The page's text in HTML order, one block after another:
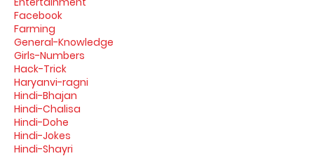
Facebook
Farming
General-Knowledge
Girls-Numbers
Hack-Trick
Haryanvi-ragni
Hindi-Bhajan
Hindi-Chalisa
Hindi-Dohe
Hindi-Jokes
Hindi-Shayri